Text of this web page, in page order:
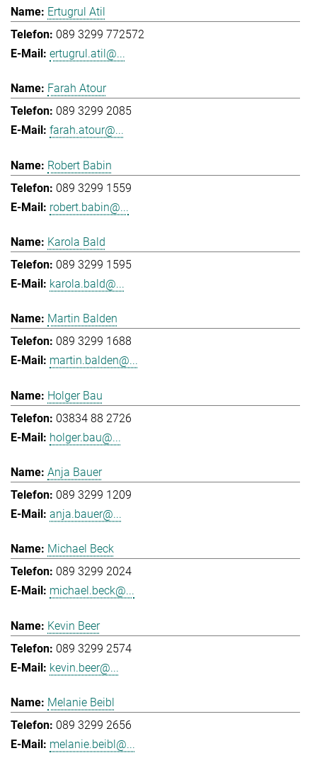
Ertugrul Atil
089 3299 772572
ertugrul.atil@...
Farah Atour
089 3299 2085
farah.atour@...
Robert Babin
089 3299 1559
robert.babin@...
Karola Bald
089 3299 1595
karola.bald@...
Martin Balden
089 3299 1688
martin.balden@...
Holger Bau
03834 88 2726
holger.bau@...
Anja Bauer
089 3299 1209
anja.bauer@...
Michael Beck
089 3299 2024
michael.beck@...
Kevin Beer
089 3299 2574
kevin.beer@...
Melanie Beibl
089 3299 2656
melanie.beibl@...